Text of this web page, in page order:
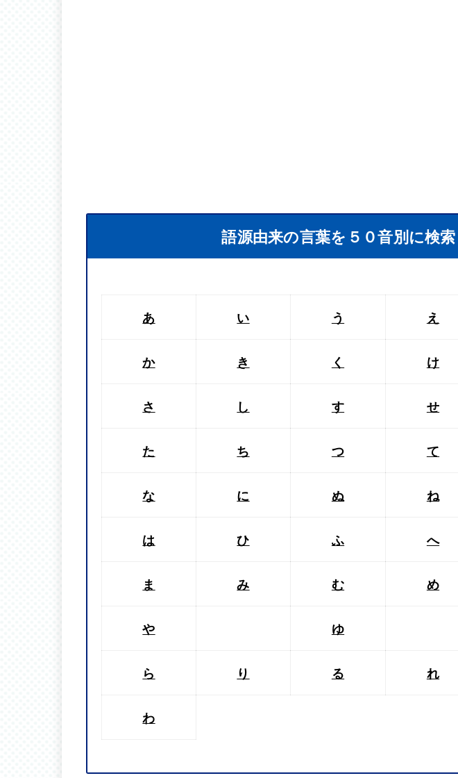
語源由来の言葉を５０音別に検索
あ い う え
か き く け
さ し す せ
た ち つ て
な に ぬ ね
は ひ ふ へ
ま み む め
や ゆ
ら り る れ
わ